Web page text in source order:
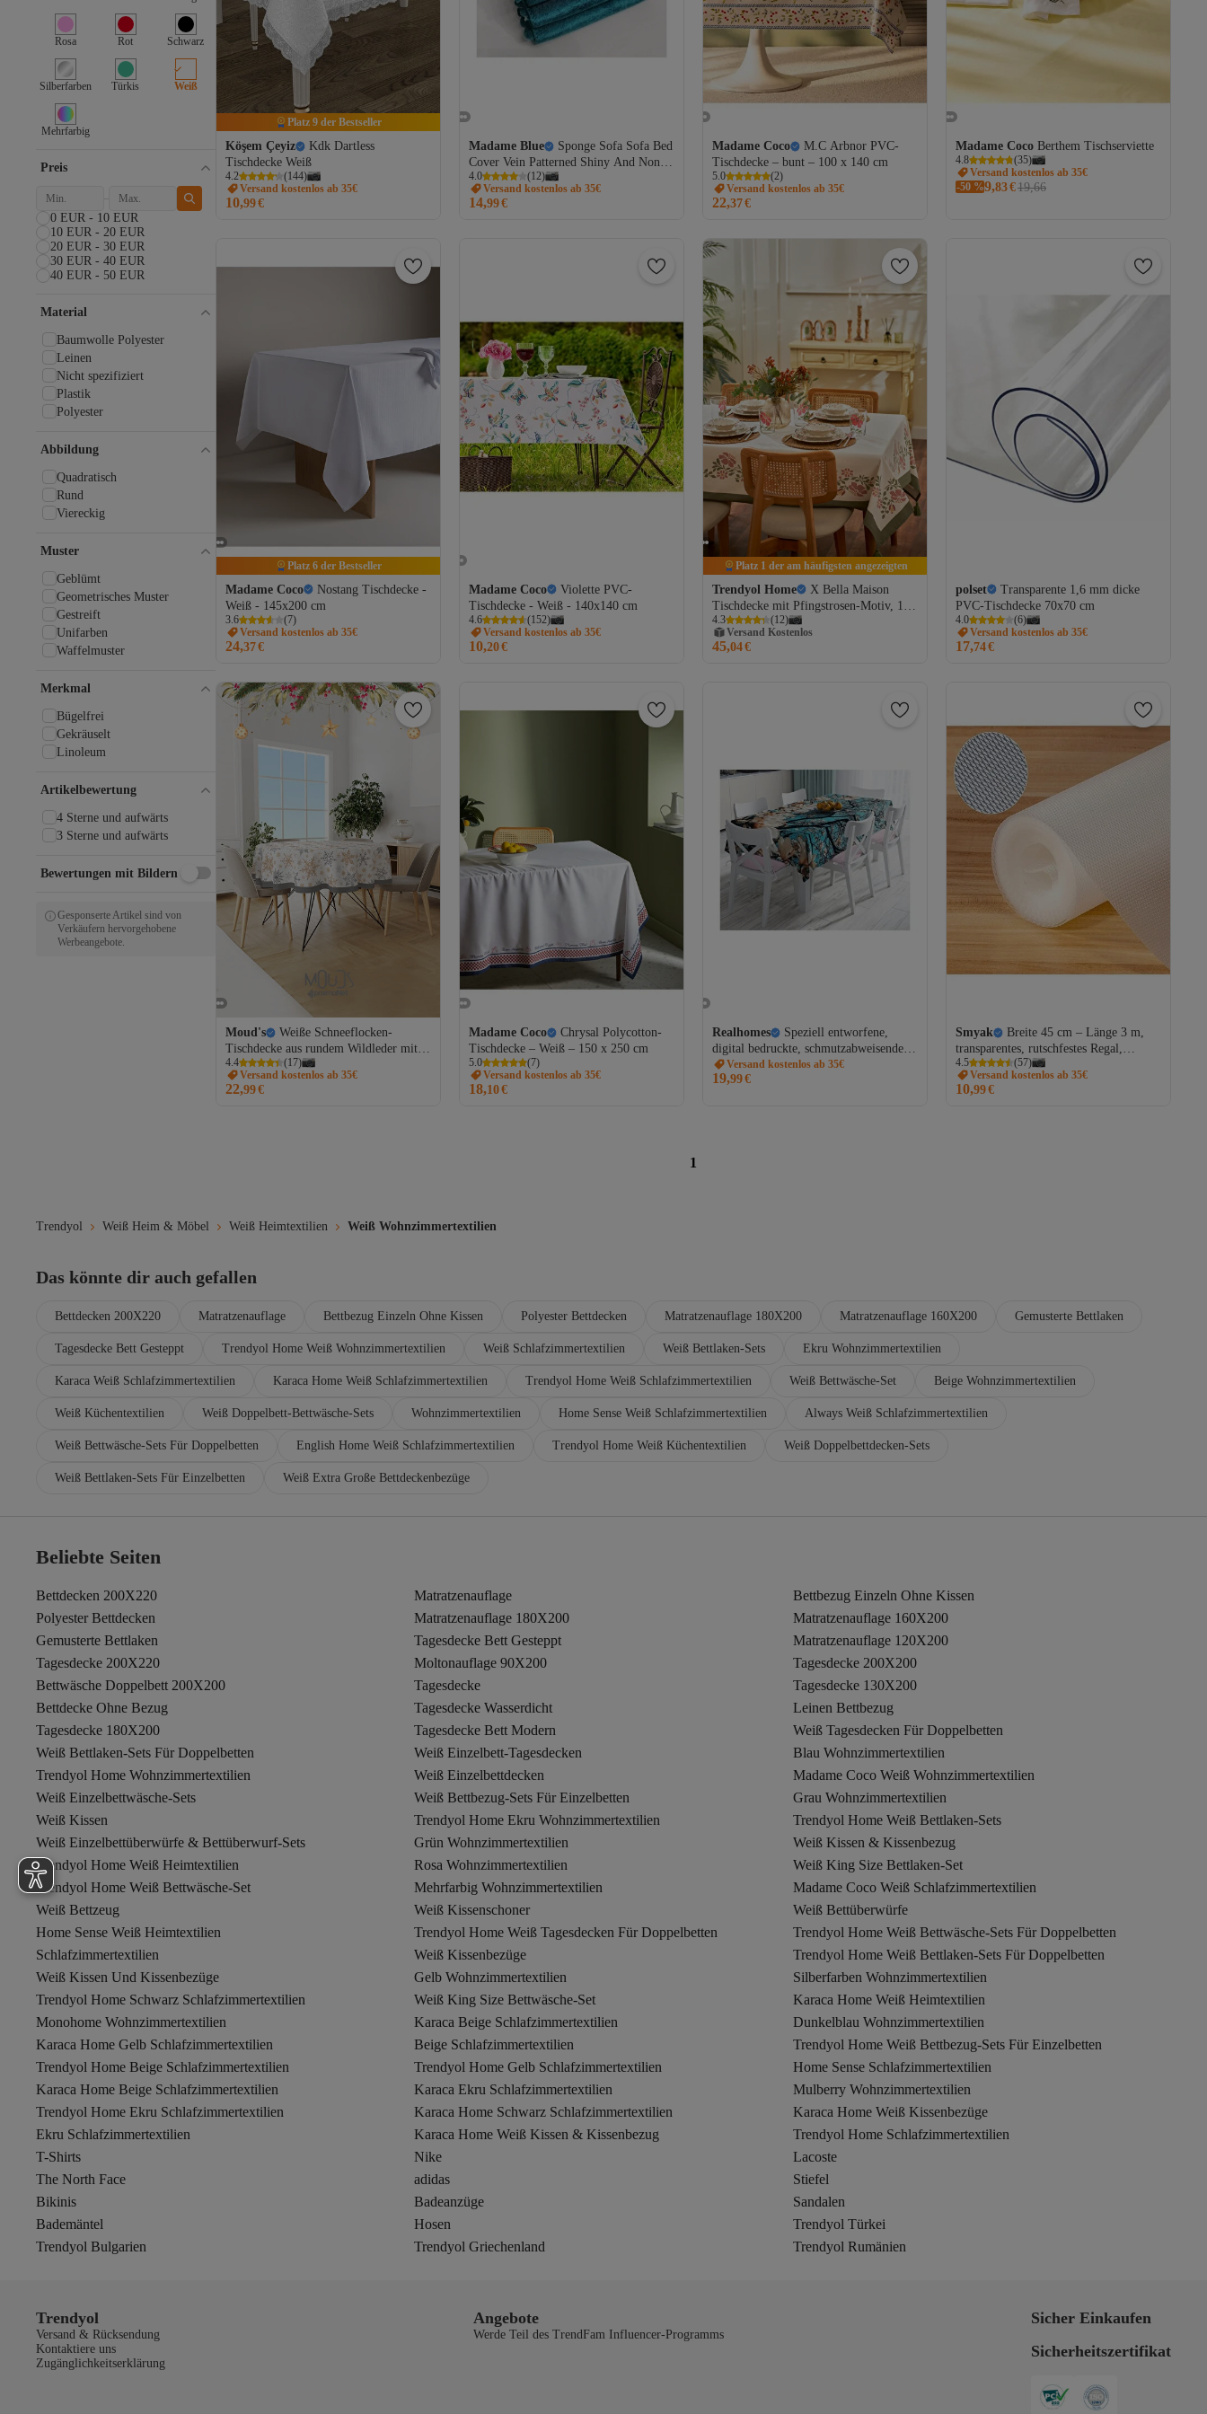
Platz 9 der Bestseller
Köşem Çeyiz
Kdk Dartless
Tischdecke Weiß
4.2 (144)
Versand kostenlos ab 35€
10,99€
Madame Blue
Sponge Sofa Sofa Bed
Cover Vein Patterned Shiny And Non
Slip Cover Turquoise
4.0 (12)
Versand kostenlos ab 35€
14,99€
Madame Coco
M.C Arbnor PVC-
Tischdecke – bunt – 100 x 140 cm
5.0 (2)
Versand kostenlos ab 35€
22,37€
Madame Coco Berthem Tischserviette
4.8 (35)
Versand kostenlos ab 35€
-50 %9,83€19,66
Platz 6 der Bestseller
Madame Coco
Nostang Tischdecke -
Weiß - 145x200 cm
3.6 (7)
Versand kostenlos ab 35€
24,37€
Madame Coco
Violette PVC-
Tischdecke - Weiß - 140x140 cm
4.6 (152)
Versand kostenlos ab 35€
10,20€
Platz 1 der am häufigsten angezeigten
Trendyol Home
X Bella Maison
Tischdecke mit Pfingstrosen-Motiv, 150
x 200 cm, TPHAW26MOR00002
4.3 (12)
Versand Kostenlos
Gratis Versand
Versand Kostenlos
45,04€
polset
Transparente 1,6 mm dicke
PVC-Tischdecke 70x70 cm
4.0 (6)
Versand kostenlos ab 35€
17,74€
Moud's
Weiße Schneeflocken-
Tischdecke aus rundem Wildleder mit
Weihnachtsmuster
4.4 (17)
Versand kostenlos ab 35€
22,99€
Madame Coco
Chrysal Polycotton-
Tischdecke – Weiß – 150 x 250 cm
5.0 (7)
Versand kostenlos ab 35€
18,10€
Realhomes
Speziell entworfene,
digital bedruckte, schmutzabweisende
Tischdecke
Versand kostenlos ab 35€
19,99€
Smyak
Breite 45 cm – Länge 3 m,
transparentes, rutschfestes Regal,
Schrank, Schublade, Kühlschrank,
Kühlschrank, Innenabdeckung, Eva,
rutschfest
4.5 (57)
Versand kostenlos ab 35€
10,99€
1
Rosa Rot Schwarz
Silberfarben Türkis Weiß
Mehrfarbig
Preis
0 EUR - 10 EUR
10 EUR - 20 EUR
20 EUR - 30 EUR
30 EUR - 40 EUR
40 EUR - 50 EUR
Material
Baumwolle Polyester
Leinen
Nicht spezifiziert
Plastik
Polyester
Abbildung
Quadratisch
Rund
Viereckig
Muster
Geblümt
Geometrisches Muster
Gestreift
Unifarben
Waffelmuster
Merkmal
Bügelfrei
Gekräuselt
Linoleum
Artikelbewertung
4 Sterne und aufwärts
3 Sterne und aufwärts
Bewertungen mit Bildern
Gesponserte Artikel sind von
Verkäufern hervorgehobene
Werbeangebote.
Trendyol Weiß Heim & Möbel Weiß Heimtextilien Weiß Wohnzimmertextilien
Das könnte dir auch gefallen
Bettdecken 200X220 Matratzenauflage Bettbezug Einzeln Ohne Kissen Polyester Bettdecken Matratzenauflage 180X200 Matratzenauflage 160X200 Gemusterte Bettlaken
Tagesdecke Bett Gesteppt Trendyol Home Weiß Wohnzimmertextilien Weiß Schlafzimmertextilien Weiß Bettlaken-Sets Ekru Wohnzimmertextilien
Karaca Weiß Schlafzimmertextilien Karaca Home Weiß Schlafzimmertextilien Trendyol Home Weiß Schlafzimmertextilien Weiß Bettwäsche-Set Beige Wohnzimmertextilien
Weiß Küchentextilien Weiß Doppelbett-Bettwäsche-Sets Wohnzimmertextilien Home Sense Weiß Schlafzimmertextilien Always Weiß Schlafzimmertextilien
Weiß Bettwäsche-Sets Für Doppelbetten English Home Weiß Schlafzimmertextilien Trendyol Home Weiß Küchentextilien Weiß Doppelbettdecken-Sets
Weiß Bettlaken-Sets Für Einzelbetten Weiß Extra Große Bettdeckenbezüge
Beliebte Seiten
Bettdecken 200X220 Matratzenauflage
Bettbezug Einzeln Ohne Kissen
Polyester Bettdecken
Matratzenauflage 180X200
Matratzenauflage 160X200
Gemusterte Bettlaken
Tagesdecke Bett Gesteppt
Matratzenauflage 120X200
Tagesdecke 200X220
Moltonauflage 90X200
Tagesdecke 200X200
Bettwäsche Doppelbett 200X200
Tagesdecke
Tagesdecke 130X200
Bettdecke Ohne Bezug
Tagesdecke Wasserdicht
Leinen Bettbezug
Tagesdecke 180X200
Tagesdecke Bett Modern
Weiß Tagesdecken Für Doppelbetten
Weiß Bettlaken-Sets Für Doppelbetten
Weiß Einzelbett-Tagesdecken
Blau Wohnzimmertextilien
Trendyol Home Wohnzimmertextilien
Weiß Einzelbettdecken
Madame Coco Weiß Wohnzimmertextilien
Weiß Einzelbettwäsche-Sets
Weiß Bettbezug-Sets Für Einzelbetten
Grau Wohnzimmertextilien
Weiß Kissen
Trendyol Home Ekru Wohnzimmertextilien
Trendyol Home Weiß Bettlaken-Sets
Weiß Einzelbettüberwürfe & Bettüberwurf-Sets
Grün Wohnzimmertextilien
Weiß Kissen & Kissenbezug
Trendyol Home Weiß Heimtextilien
Rosa Wohnzimmertextilien
Weiß King Size Bettlaken-Set
Trendyol Home Weiß Bettwäsche-Set
Mehrfarbig Wohnzimmertextilien
Madame Coco Weiß Schlafzimmertextilien
Weiß Bettzeug
Weiß Kissenschoner
Weiß Bettüberwürfe
Home Sense Weiß Heimtextilien
Trendyol Home Weiß Tagesdecken Für Doppelbetten
Trendyol Home Weiß Bettwäsche-Sets Für Doppelbetten
Schlafzimmertextilien
Weiß Kissenbezüge
Trendyol Home Weiß Bettlaken-Sets Für Doppelbetten
Weiß Kissen Und Kissenbezüge
Gelb Wohnzimmertextilien
Silberfarben Wohnzimmertextilien
Trendyol Home Schwarz Schlafzimmertextilien
Weiß King Size Bettwäsche-Set
Karaca Home Weiß Heimtextilien
Monohome Wohnzimmertextilien
Karaca Beige Schlafzimmertextilien
Dunkelblau Wohnzimmertextilien
Karaca Home Gelb Schlafzimmertextilien
Beige Schlafzimmertextilien
Trendyol Home Weiß Bettbezug-Sets Für Einzelbetten
Trendyol Home Beige Schlafzimmertextilien
Trendyol Home Gelb Schlafzimmertextilien
Home Sense Schlafzimmertextilien
Karaca Home Beige Schlafzimmertextilien
Karaca Ekru Schlafzimmertextilien
Mulberry Wohnzimmertextilien
Trendyol Home Ekru Schlafzimmertextilien
Karaca Home Schwarz Schlafzimmertextilien
Karaca Home Weiß Kissenbezüge
Ekru Schlafzimmertextilien
Karaca Home Weiß Kissen & Kissenbezug
Trendyol Home Schlafzimmertextilien
T-Shirts
Nike
Lacoste
The North Face
adidas
Stiefel
Bikinis
Badeanzüge
Sandalen
Bademäntel
Hosen
Trendyol Türkei
Trendyol Bulgarien
Trendyol Griechenland Trendyol Rumänien
Trendyol
Versand & Rücksendung
Kontaktiere uns
Zugänglichkeitserklärung
Angebote
Werde Teil des TrendFam Influencer-Programms
Sicher Einkaufen
Sicherheitszertifikat